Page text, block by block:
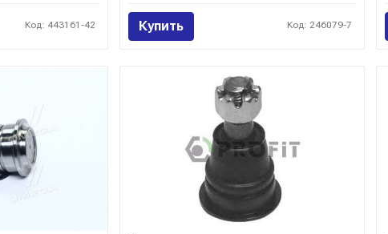
Код: 443161-42 Купить Код: 246079-7